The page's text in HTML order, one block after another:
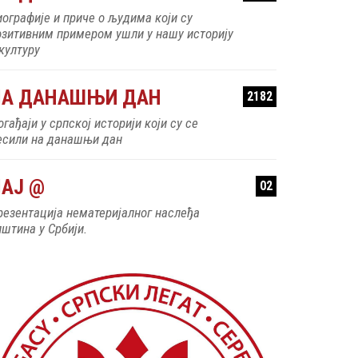
и приче о људима који су
примером ушли у нашу историју
ДАНАШЊИ ДАН 2182
у српској историји који су се
на данашњи дан
@ 02
нематеријалног наслеђа
у Србији.